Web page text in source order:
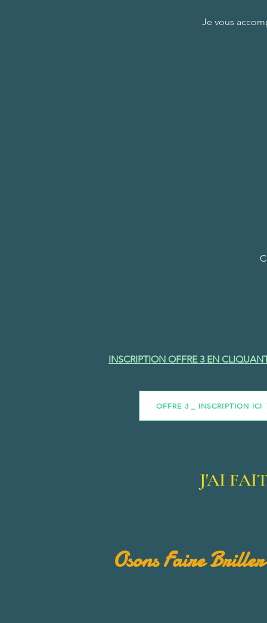
Je vous
INSCRIPTION OFFRE 3 EN
OFFRE 3 _ INSCRIPTION ICI
J'AI
Osons Faire